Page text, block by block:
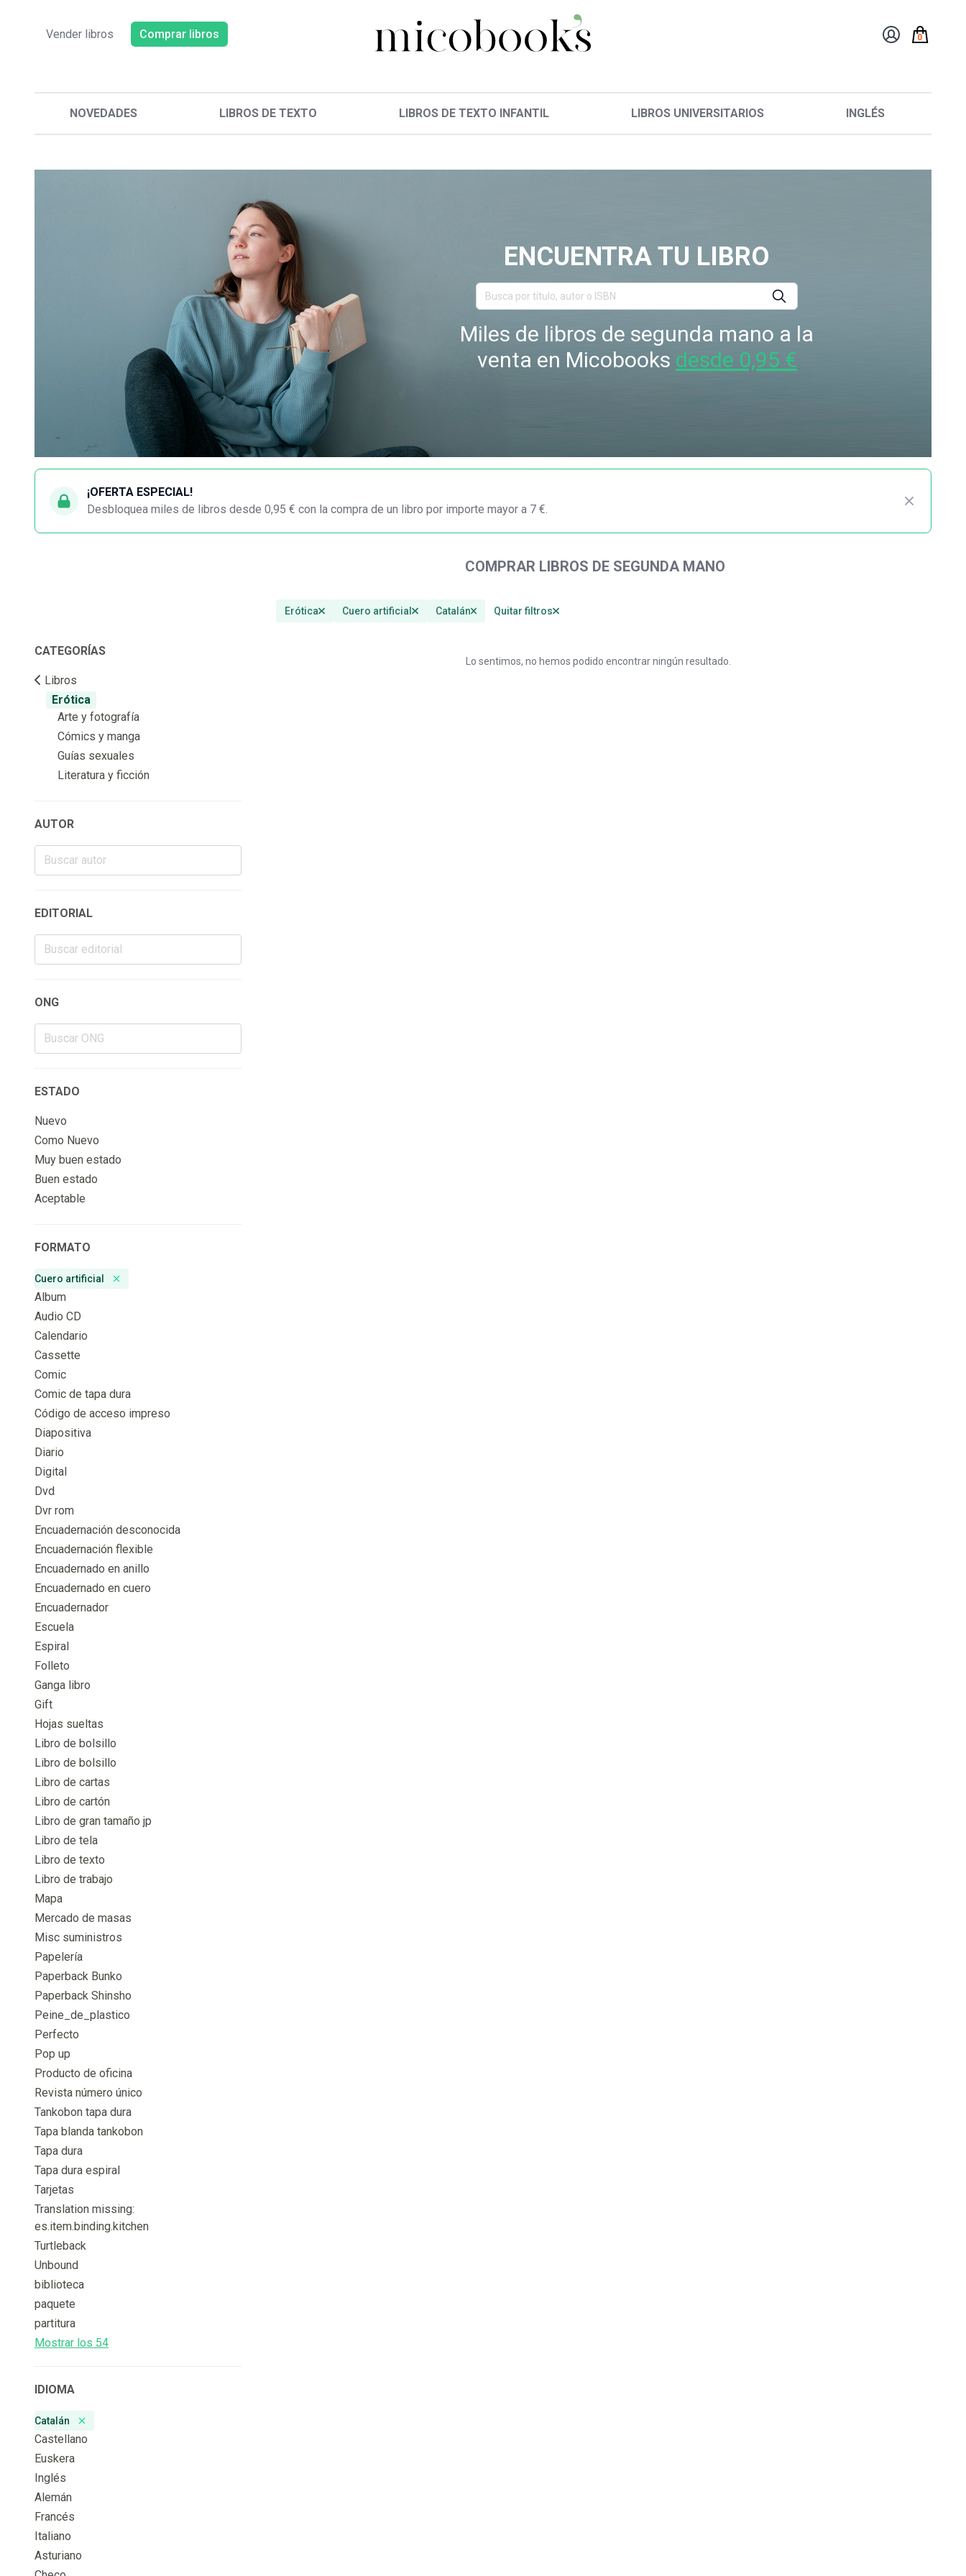
Vender libros Comprar libros 0
NOVEDADES LIBROS DE TEXTO LIBROS DE TEXTO INFANTIL LIBROS UNIVERSITARIOS INGLÉS
ENCUENTRA TU LIBRO
Miles de libros de segunda mano a la
venta en Micobooks desde 0,95 €
¡OFERTA ESPECIAL!
Desbloquea miles de libros desde 0,95 € con la compra de un libro por importe mayor a 7 €.
COMPRAR LIBROS DE SEGUNDA MANO
Erótica Cuero artificial Catalán Quitar filtros
CATEGORÍAS
Libros
Erótica
Arte y fotografía
Cómics y manga
Guías sexuales
Literatura y ficción
AUTOR
EDITORIAL
ONG
ESTADO
Nuevo
Como Nuevo
Muy buen estado
Buen estado
Aceptable
FORMATO
Cuero artificial
Remove badge
Album
Audio CD
Calendario
Cassette
Comic
Comic de tapa dura
Código de acceso impreso
Diapositiva
Diario
Digital
Dvd
Dvr rom
Encuadernación desconocida
Encuadernación flexible
Encuadernado en anillo
Encuadernado en cuero
Encuadernador
Escuela
Espiral
Folleto
Ganga libro
Gift
Hojas sueltas
Libro de bolsillo
Libro de bolsillo
Libro de cartas
Libro de cartón
Libro de gran tamaño jp
Libro de tela
Libro de texto
Libro de trabajo
Mapa
Mercado de masas
Misc suministros
Papelería
Paperback Bunko
Paperback Shinsho
Peine_de_plastico
Perfecto
Pop up
Producto de oficina
Revista número único
Tankobon tapa dura
Tapa blanda tankobon
Tapa dura
Tapa dura espiral
Tarjetas
Translation missing:
es.item.binding.kitchen
Turtleback
Unbound
biblioteca
paquete
partitura
Mostrar los 54
IDIOMA
Catalán
Remove badge
Castellano
Euskera
Inglés
Alemán
Francés
Italiano
Asturiano
Lo sentimos, no hemos podido encontrar ningún resultado.